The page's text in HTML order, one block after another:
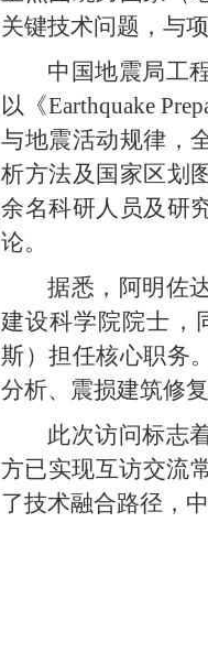
关键技术问题，与
中国地震局工
以《Earthquake
与地震活动规律，
析方法及国家区划
余名科研人员及研
论。
据悉，阿明佐
建设科学院院士，
斯）担任核心职务
分析、震损建筑修
此次访问标志
方已实现互访交流
了技术融合路径，